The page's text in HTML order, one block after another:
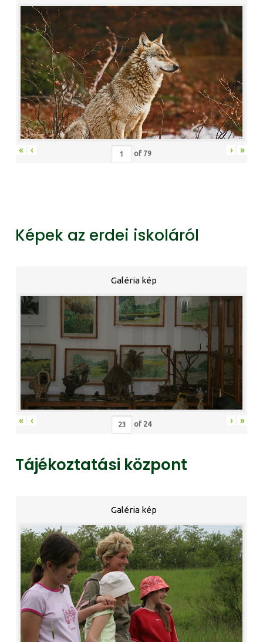
« ‹ of 79 › »
Képek az erdei iskoláról
Galéria kép
« ‹ of 24 › »
Tájékoztatási központ
Galéria kép